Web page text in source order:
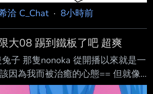
洽 C_Chat· 8小時前
大08 踢到鐵板了吧 超爽
子 那隻nonoka 從開播以來就是一
因為我而被治癒的心態== 但就像
的一樣 不是所有的黑暗都能被照